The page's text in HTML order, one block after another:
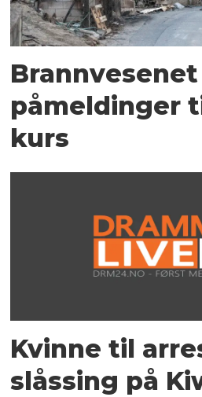
påmeldinger
kurs
Kvinne til
slåssing på